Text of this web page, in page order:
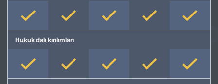
Hukuk dalı kırılımları